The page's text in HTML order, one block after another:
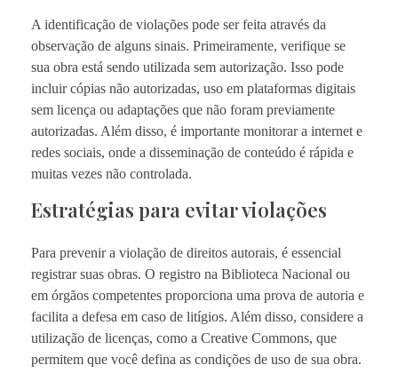
A identificação de violações pode ser feita através da
observação de alguns sinais. Primeiramente, verifique se
sua obra está sendo utilizada sem autorização. Isso pode
incluir cópias não autorizadas, uso em plataformas digitais
sem licença ou adaptações que não foram previamente
autorizadas. Além disso, é importante monitorar a internet e
redes sociais, onde a disseminação de conteúdo é rápida e
muitas vezes não controlada.
Estratégias para evitar violações
Para prevenir a violação de direitos autorais, é essencial
registrar suas obras. O registro na Biblioteca Nacional ou
em órgãos competentes proporciona uma prova de autoria e
facilita a defesa em caso de litígios. Além disso, considere a
utilização de licenças, como a Creative Commons, que
permitem que você defina as condições de uso de sua obra.